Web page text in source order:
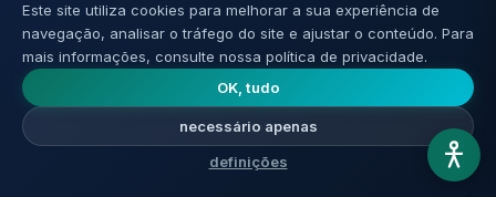
limpando.
'Alcaliniza o corpo': Fisiologicamente impossível.
Bandeira vermelha certa.
'Um truque estranho' / 'Médicos odeiam isso' :
Frase de marketing destinada a contornar críticas e
Este site utiliza cookies para melhorar a sua experiência de
navegação, analisar o tráfego do site e ajustar o conteúdo. Para
mais informações, consulte nossa política de privacidade.
OK, tudo
necessário apenas
definições